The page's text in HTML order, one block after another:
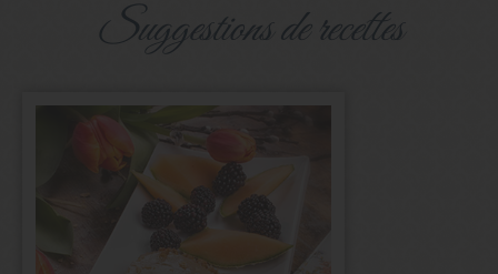
suggestions de recettes